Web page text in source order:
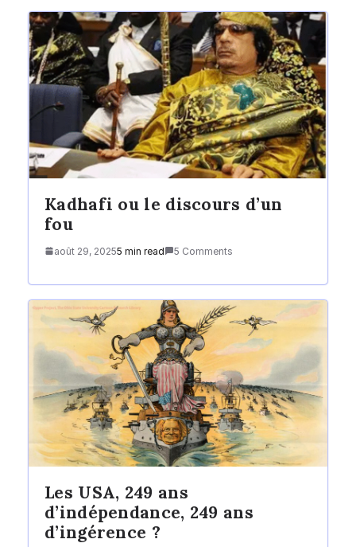
Kadhafi ou le discours d’un
fou
août 29, 20255 min read 5 Comments
Les USA, 249 ans
d’indépendance, 249 ans
d’ingérence ?